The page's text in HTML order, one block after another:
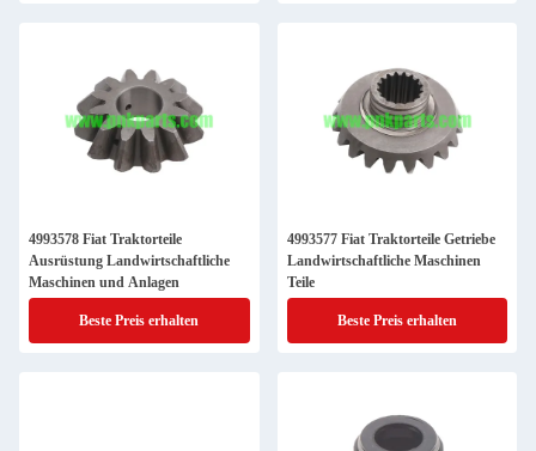
4993578 Fiat Traktorteile
Ausrüstung Landwirtschaftliche
Maschinen und Anlagen
Beste Preis erhalten
4993577 Fiat Traktorteile Getriebe
Landwirtschaftliche Maschinen
Teile
Beste Preis erhalten